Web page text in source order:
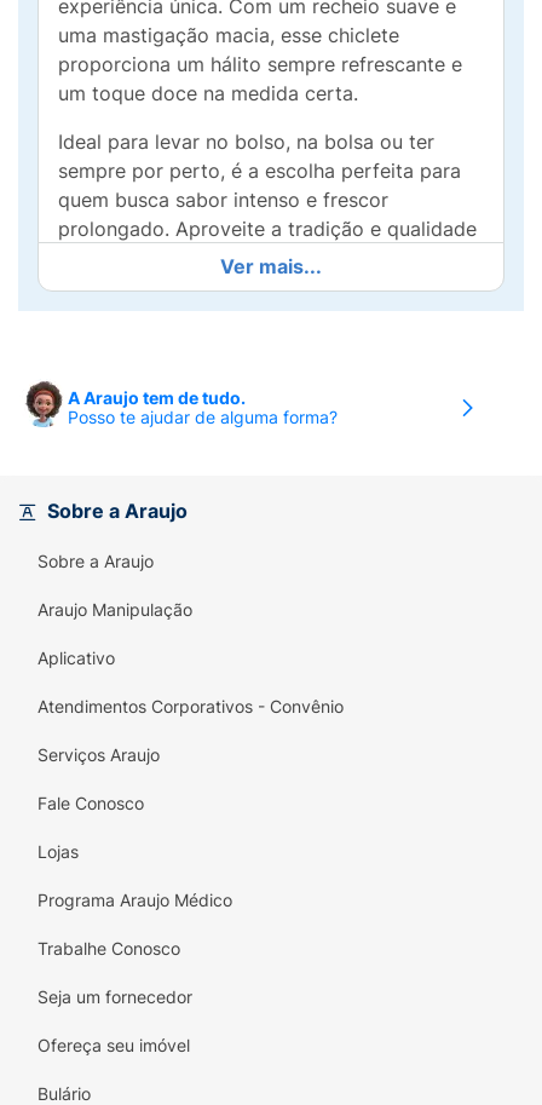
experiência única. Com um recheio suave e
uma mastigação macia, esse chiclete
proporciona um hálito sempre refrescante e
um toque doce na medida certa.
Ideal para levar no bolso, na bolsa ou ter
sempre por perto, é a escolha perfeita para
quem busca sabor intenso e frescor
prolongado. Aproveite a tradição e qualidade
de IceKiss para refrescar o seu dia com muito
mais sabor!
Ver mais...
A Araujo tem de tudo.
Posso te ajudar de alguma forma?
Sobre a Araujo
Sobre a Araujo
Araujo Manipulação
Aplicativo
Atendimentos Corporativos - Convênio
Serviços Araujo
Fale Conosco
Lojas
Programa Araujo Médico
Trabalhe Conosco
Seja um fornecedor
Ofereça seu imóvel
Bulário